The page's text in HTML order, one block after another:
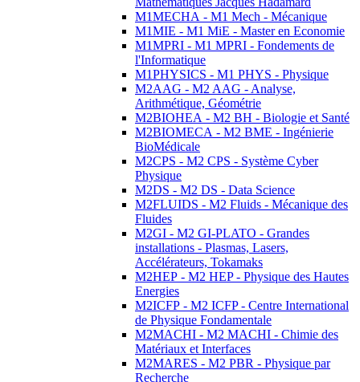
M1MECHA - M1 Mech - Mécanique
M1MIE - M1 MiE - Master en Economie
M1MPRI - M1 MPRI - Fondements de
l'Informatique
M1PHYSICS - M1 PHYS - Physique
M2AAG - M2 AAG - Analyse,
Arithmétique, Géométrie
M2BIOHEA - M2 BH - Biologie et Santé
M2BIOMECA - M2 BME - Ingénierie
BioMédicale
M2CPS - M2 CPS - Système Cyber
Physique
M2DS - M2 DS - Data Science
M2FLUIDS - M2 Fluids - Mécanique des
Fluides
M2GI - M2 GI-PLATO - Grandes
installations - Plasmas, Lasers,
Accélérateurs, Tokamaks
M2HEP - M2 HEP - Physique des Hautes
Energies
M2ICFP - M2 ICFP - Centre International
de Physique Fondamentale
M2MACHI - M2 MACHI - Chimie des
Matériaux et Interfaces
M2MARES - M2 PBR - Physique par
Recherche